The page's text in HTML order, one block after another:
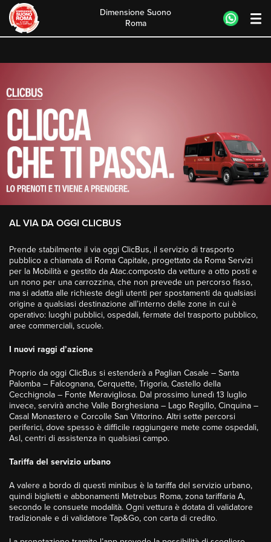
content
Dimensione Suono
Roma
AL VIA DA OGGI CLICBUS
Prende stabilmente il via oggi ClicBus, il servizio di trasporto
pubblico a chiamata di Roma Capitale, progettato da Roma Servizi
per la Mobilità e gestito da Atac.composto da vetture a otto posti e
un nono per una carrozzina, che non prevede un percorso fisso,
ma si adatta alle richieste degli utenti per spostamenti da qualsiasi
origine a qualsiasi destinazione all’interno delle zone in cui è
operativo: luoghi pubblici, ospedali, fermate del trasporto pubblico,
aree commerciali, scuole.
I nuovi raggi d’azione
Proprio da oggi ClicBus si estenderà a Paglian Casale – Santa
Palomba – Falcognana, Cerquette, Trigoria, Castello della
Cecchignola – Fonte Meravigliosa. Dal prossimo lunedì 13 luglio
invece, servirà anche Valle Borghesiana – Lago Regillo, Cinquina –
Casal Monastero e Corcolle San Vittorino. Altri sette percorsi
periferici, dove spesso è difficile raggiungere mete come ospedali,
Asl, centri di assistenza in qualsiasi campo.
Tariffa del servizio urbano
A valere a bordo di questi minibus è la tariffa del servizio urbano,
quindi biglietti e abbonamenti Metrebus Roma, zona tariffaria A,
secondo le consuete modalità. Ogni vettura è dotata di validatore
tradizionale e di validatore Tap&Go, con carta di credito.